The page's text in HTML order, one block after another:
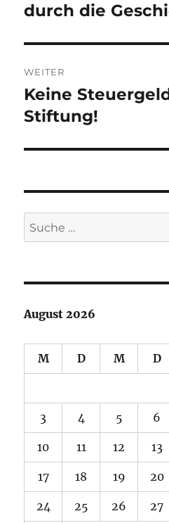
Beitrag:
durch die
WEITER
Nächster
Beitrag:
Keine
Stiftung!
Suche
nach:
August 2026
M D M D
3 4 5 6
10 11 12 13
17 18 19 20
24 25 26 27